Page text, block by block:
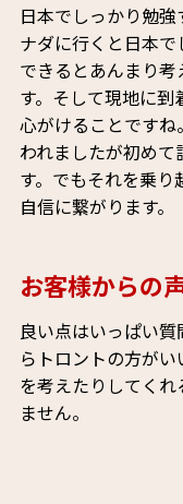
日本でしっかり勉
ナダに行くと日本
できるとあんまり
す。そして現地に
心がけることです
われましたが初め
す。でもそれを乗り
自信に繋がります。
お客様からの
良い点はいっぱい
らトロントの方が
を考えたりしてく
ません。